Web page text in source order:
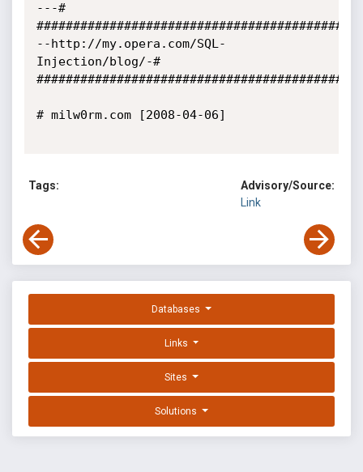
---#
###########################################
--http://my.opera.com/SQL-
Injection/blog/-#
###########################################
# milw0rm.com [2008-04-06]
Tags:
Advisory/Source:
Link
Databases
Links
Sites
Solutions